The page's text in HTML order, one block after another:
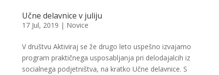
Učne delavnice v juliju
17 Jul, 2019 | Novice
V društvu Aktiviraj se že drugo leto uspešno izvajamo
program praktičnega usposabljanja pri delodajalcih iz
socialnega podjetništva, na kratko Učne delavnice. S